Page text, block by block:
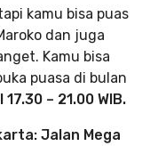
kamu bisa puas
dan juga
Kamu bisa
puasa di bulan
– 21.00 WIB.
Jalan Mega